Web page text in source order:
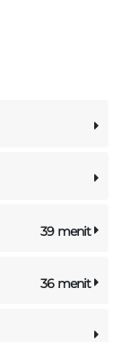
39 menit
36 menit